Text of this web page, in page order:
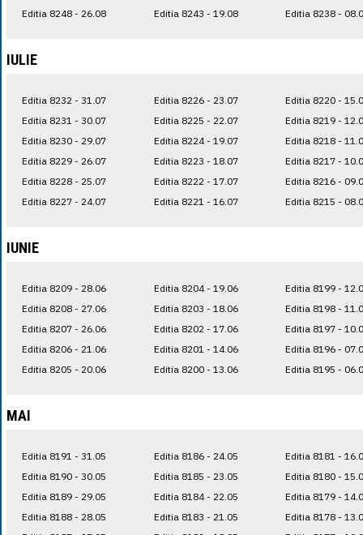
Editia 8248 - 26.08
Editia 8243 - 19.08
Editia 8238 -
IULIE
Editia 8232 - 31.07
Editia 8231 - 30.07
Editia 8230 - 29.07
Editia 8229 - 26.07
Editia 8228 - 25.07
Editia 8227 - 24.07
Editia 8226 - 23.07
Editia 8225 - 22.07
Editia 8224 - 19.07
Editia 8223 - 18.07
Editia 8222 - 17.07
Editia 8221 - 16.07
Editia 8220 -
Editia 8219 -
Editia 8218 -
Editia 8217 -
Editia 8216 -
Editia 8215 -
IUNIE
Editia 8209 - 28.06
Editia 8208 - 27.06
Editia 8207 - 26.06
Editia 8206 - 21.06
Editia 8205 - 20.06
Editia 8204 - 19.06
Editia 8203 - 18.06
Editia 8202 - 17.06
Editia 8201 - 14.06
Editia 8200 - 13.06
Editia 8199 -
Editia 8198 -
Editia 8197 -
Editia 8196 -
Editia 8195 -
MAI
Editia 8191 - 31.05
Editia 8190 - 30.05
Editia 8189 - 29.05
Editia 8188 - 28.05
Editia 8186 - 24.05
Editia 8185 - 23.05
Editia 8184 - 22.05
Editia 8183 - 21.05
Editia 8181 -
Editia 8180 -
Editia 8179 -
Editia 8178 -